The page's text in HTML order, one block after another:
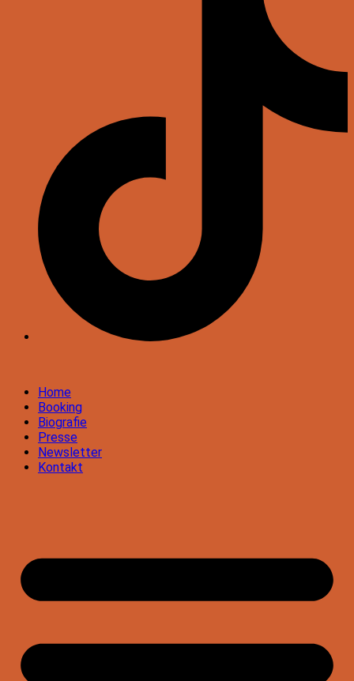
Home
Booking
Biografie
Presse
Newsletter
Kontakt